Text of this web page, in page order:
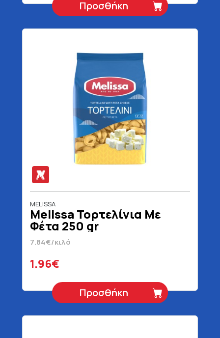
Προσθήκη
MELISSA
Melissa Τορτελίνια Με
Φέτα 250 gr
7.84€/κιλό
1.96€
Προσθήκη